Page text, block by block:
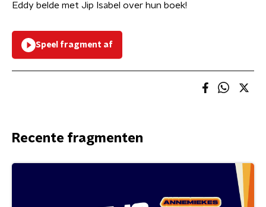
Eddy belde met Jip Isabel over hun boek!
Speel fragment af
Recente fragmenten